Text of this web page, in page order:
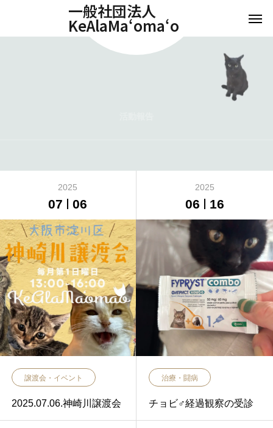
一般社団法人
KeAlaMaʻomaʻo
2025
07 06
譲渡会・イベント
2025.07.06.神崎川譲渡会
2025
06 16
治療・闘病
チョビ♂経過観察の受診